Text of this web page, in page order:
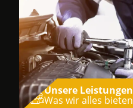
Unsere Leistungen
Was wir alles bieten